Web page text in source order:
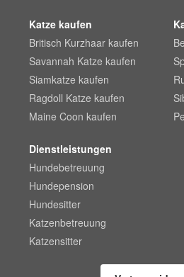
Katze kaufen
Britisch Kurzhaar kaufen
Savannah Katze kaufen
Siamkatze kaufen
Ragdoll Katze kaufen
Maine Coon kaufen
Dienstleistungen
Hundebetreuung
Hundepension
Hundesitter
Katzenbetreuung
Katzensitter